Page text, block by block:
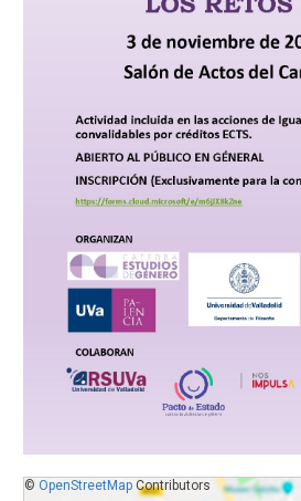
© OpenStreetMapContributors